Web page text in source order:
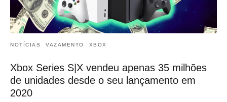
NOTÍCIAS VAZAMENTO XBOX
Xbox Series S|X vendeu apenas 35 milhões
de unidades desde o seu lançamento em
2020